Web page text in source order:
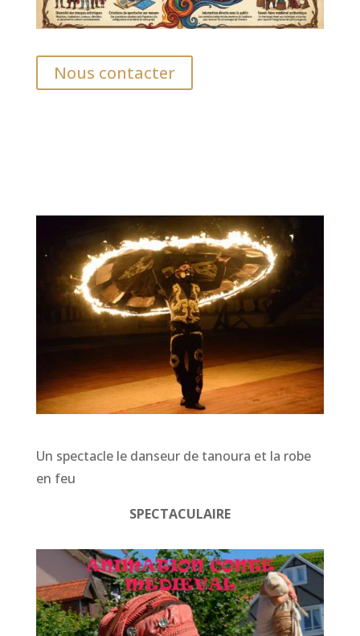
Nous contacter
Un spectacle le danseur de tanoura et la robe
en feu
SPECTACULAIRE